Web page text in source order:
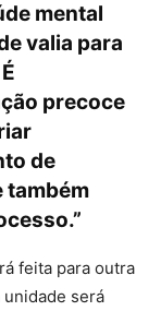
mental
valia para
precoce
de
também
feita para outra
será